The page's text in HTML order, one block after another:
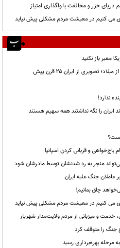
خزر و مخالفت با واگذاری امتیاز
می کنیم در معیشت مردم مشکلی پیش نیاید
معبر باز نکنید
ندارد!
ایران را نگه نداشتند همه سهیم هستند
باج‌خواهی و قربانی کردن اسپانیا
منجر به رد شدنشان توسط مادرشان شود
عاملان جنگ علیه ایران
چاق بمانیم!
می کنیم در معیشت مردم مشکلی پیش نیاید
جنگ را متوقف کرد